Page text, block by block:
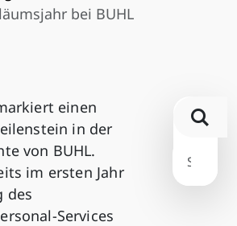
bei BUHL
einen
in der
von BUHL.
im ersten Jahr
des
Services